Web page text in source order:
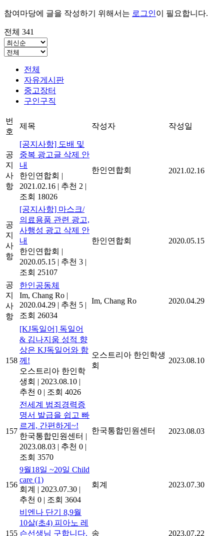
참여마당에 글을 작성하기 위해서는 로그인이 필요합니다.
전체 341
전체
자유게시판
중고장터
구인구직
번
호
제목 작성자 작성일
공
지
사
항
[공지사항] 도배 및
중복 광고글 삭제 안
내
한인연합회 |
2021.02.16 | 추천 2 |
조회 18026
한인연합회 2021.02.16
공
지
사
항
[공지사항] 마스크/
의료용품 관련 광고,
사행성 광고 삭제 안
내
한인연합회 |
2020.05.15 | 추천 3 |
조회 25107
한인연합회 2020.05.15
공
지
사
항
한인공동체
Im, Chang Ro |
2020.04.29 | 추천 5 |
조회 26034
Im, Chang Ro 2020.04.29
158
[KJ독일어] 독일어
& 김나지움 성적 향
상은 KJ독일어와 함
께!
오스트리아 한인학
생회 | 2023.08.10 |
추천 0 | 조회 4026
오스트리아 한인학생
회
2023.08.10
157
전세계 범죄경력증
명서 발급을 쉽고 빠
르게, 간편하게~!
한국통합민원센터 |
2023.08.03 | 추천 0 |
조회 3570
한국통합민원센터 2023.08.03
156
9월18일 ~20일 Child
care (1)
회계 | 2023.07.30 |
추천 0 | 조회 3604
회계 2023.07.30
155
비엔나 단기 8,9월
10살(초4) 피아노 레
슨선생님 구합니다. 송 2023.07.22